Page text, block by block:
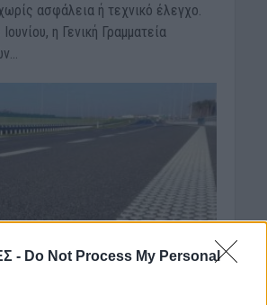
- Do Not Process My Personal
ασφάλεια ή τεχνικό έλεγχο.
η Γενική Γραμματεία